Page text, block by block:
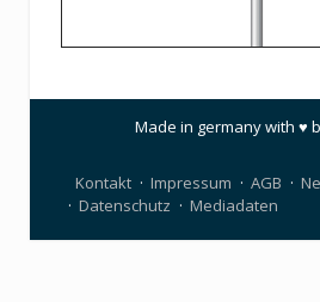
Made in germany with ♥
Kontakt Impressum AGB
Datenschutz
Mediadaten